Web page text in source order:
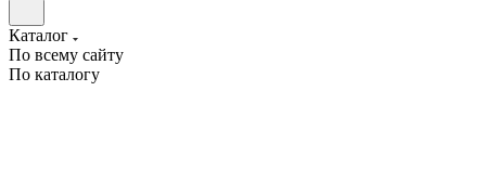
Каталог
По всему сайту
По каталогу